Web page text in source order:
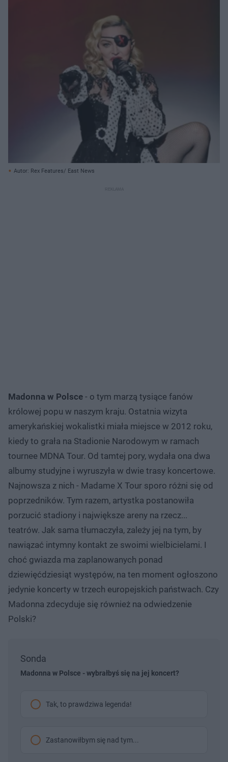
Autor: Rex Features/ East News
Madonna w Polsce - o tym marzą tysiące fanów
królowej popu w naszym kraju. Ostatnia wizyta
amerykańskiej wokalistki miała miejsce w 2012 roku,
kiedy to grała na Stadionie Narodowym w ramach
tournee MDNA Tour. Od tamtej pory, wydała ona dwa
albumy studyjne i wyruszyła w dwie trasy koncertowe.
Najnowsza z nich - Madame X Tour sporo różni się od
poprzedników. Tym razem, artystka postanowiła
porzucić stadiony i największe areny na rzecz...
teatrów. Jak sama tłumaczyła, zależy jej na tym, by
nawiązać intymny kontakt ze swoimi wielbicielami. I
choć gwiazda ma zaplanowanych ponad
dziewięćdziesiąt występów, na ten moment ogłoszono
jedynie koncerty w trzech europejskich państwach. Czy
Madonna zdecyduje się również na odwiedzenie
Polski?
Sonda
Madonna w Polsce - wybrałbyś się na jej koncert?
Tak, to prawdziwa legenda!
Zastanowiłbym się nad tym...